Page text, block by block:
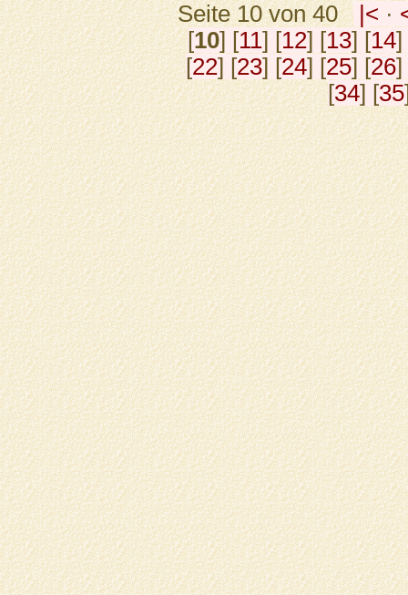
Seite 10 von 40 |< ·
[10] [11] [12] [13] [14]
[22] [23] [24] [25] [26]
[34] [35